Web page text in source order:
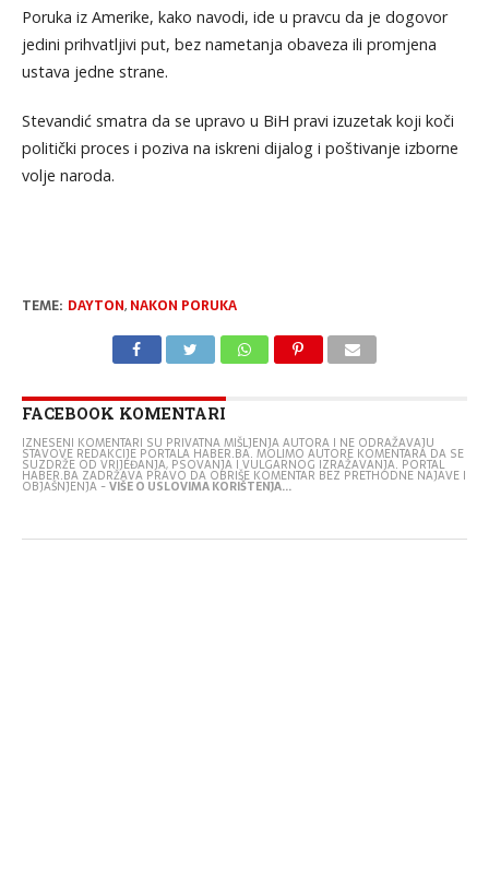
Poruka iz Amerike, kako navodi, ide u pravcu da je dogovor
jedini prihvatljivi put, bez nametanja obaveza ili promjena
ustava jedne strane.
Stevandić smatra da se upravo u BiH pravi izuzetak koji koči
politički proces i poziva na iskreni dijalog i poštivanje izborne
volje naroda.
TEME: DAYTON, NAKON PORUKA
FACEBOOK KOMENTARI
IZNESENI KOMENTARI SU PRIVATNA MIŠLJENJA AUTORA I NE ODRAŽAVAJU
STAVOVE REDAKCIJE PORTALA HABER.BA. MOLIMO AUTORE KOMENTARA DA SE
SUZDRŽE OD VRIJEĐANJA, PSOVANJA I VULGARNOG IZRAŽAVANJA. PORTAL
HABER.BA ZADRŽAVA PRAVO DA OBRIŠE KOMENTAR BEZ PRETHODNE NAJAVE I
OBJAŠNJENJA -VIŠE O USLOVIMA KORIŠTENJA...